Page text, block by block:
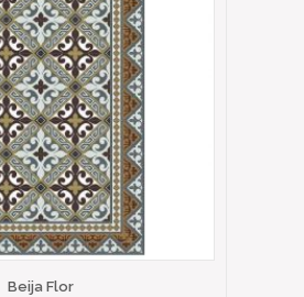
Beija Flor